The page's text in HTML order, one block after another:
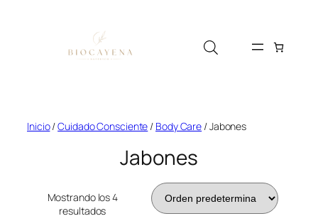
Inicio/Cuidado Consciente / Body Care / Jabones
Jabones
Mostrando los 4
resultados